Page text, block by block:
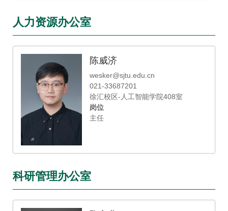
人力资源办公室
陈威济
wesker@sjtu.edu.cn
021-33687201
徐汇校区-人工智能学院408室
岗位
主任
科研管理办公室